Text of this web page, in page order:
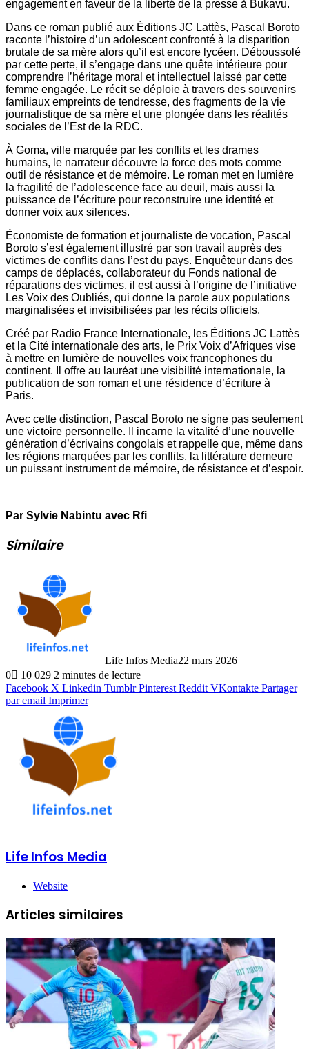
engagement en faveur de la liberté de la presse à Bukavu.
Dans ce roman publié aux Éditions JC Lattès, Pascal Boroto
raconte l’histoire d’un adolescent confronté à la disparition
brutale de sa mère alors qu’il est encore lycéen. Déboussolé
par cette perte, il s’engage dans une quête intérieure pour
comprendre l’héritage moral et intellectuel laissé par cette
femme engagée. Le récit se déploie à travers des souvenirs
familiaux empreints de tendresse, des fragments de la vie
journalistique de sa mère et une plongée dans les réalités
sociales de l’Est de la RDC.
À Goma, ville marquée par les conflits et les drames
humains, le narrateur découvre la force des mots comme
outil de résistance et de mémoire. Le roman met en lumière
la fragilité de l’adolescence face au deuil, mais aussi la
puissance de l’écriture pour reconstruire une identité et
donner voix aux silences.
Économiste de formation et journaliste de vocation, Pascal
Boroto s’est également illustré par son travail auprès des
victimes de conflits dans l’est du pays. Enquêteur dans des
camps de déplacés, collaborateur du Fonds national de
réparations des victimes, il est aussi à l’origine de l’initiative
Les Voix des Oubliés, qui donne la parole aux populations
marginalisées et invisibilisées par les récits officiels.
Créé par Radio France Internationale, les Éditions JC Lattès
et la Cité internationale des arts, le Prix Voix d’Afriques vise
à mettre en lumière de nouvelles voix francophones du
continent. Il offre au lauréat une visibilité internationale, la
publication de son roman et une résidence d’écriture à
Paris.
Avec cette distinction, Pascal Boroto ne signe pas seulement
une victoire personnelle. Il incarne la vitalité d’une nouvelle
génération d’écrivains congolais et rappelle que, même dans
les régions marquées par les conflits, la littérature demeure
un puissant instrument de mémoire, de résistance et d’espoir.
Par Sylvie Nabintu avec Rfi
Similaire
Life Infos Media22 mars 2026
0
10 029 2 minutes de lecture
Facebook X Linkedin Tumblr Pinterest Reddit VKontakte Partager
par email Imprimer
Life Infos Media
Website
Articles similaires